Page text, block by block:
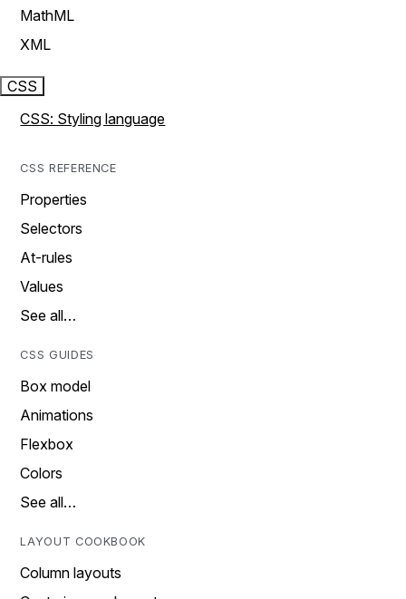
MathML
XML
CSS
CSS: Styling language
CSS REFERENCE
Properties
Selectors
At-rules
Values
See all…
CSS GUIDES
Box model
Animations
Flexbox
Colors
See all…
LAYOUT COOKBOOK
Column layouts